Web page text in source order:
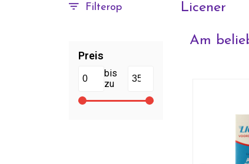
Filterop
Preis
bis
zu
Licener
Am